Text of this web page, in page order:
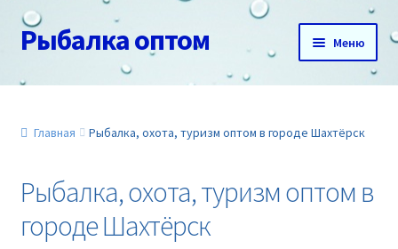
Перейти
к
навигации
Перейти
к
содержимому
Рыбалка оптом Меню
Главная
О нас
Доставка и оплата
Акции
Главная Рыбалка, охота, туризм оптом в городе Шахтёрск
Рыбалка, охота, туризм оптом в
городе Шахтёрск